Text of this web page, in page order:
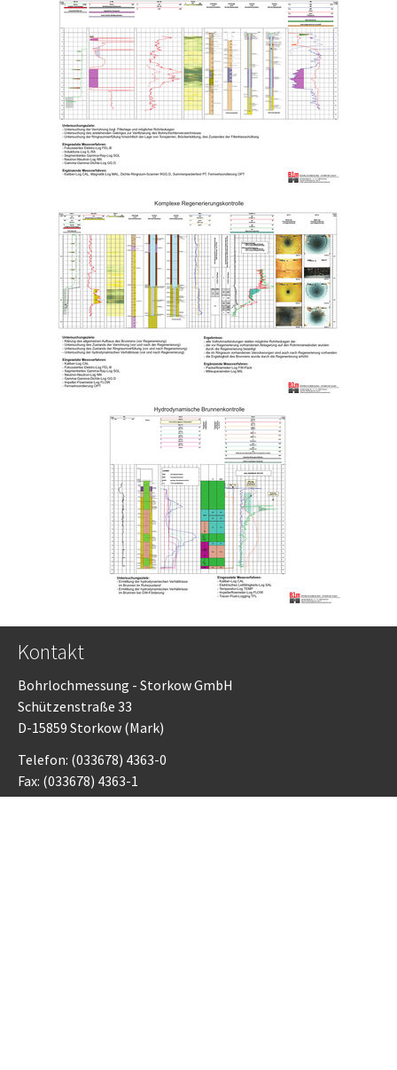
Kontakt
Bohrlochmessung - Storkow GmbH
Schützenstraße 33
D-15859 Storkow (Mark)
Telefon: (033678) 4363-0
Fax: (033678) 4363-1